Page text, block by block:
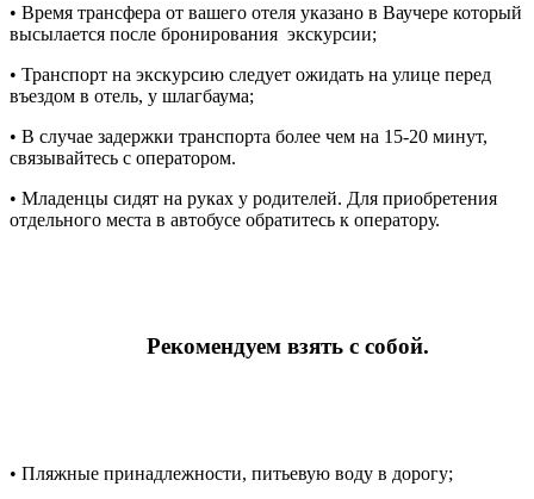
• Время трансфера от вашего отеля указано в Ваучере который
высылается после бронирования экскурсии;
• Транспорт на экскурсию следует ожидать на улице перед
въездом в отель, у шлагбаума;
• В случае задержки транспорта более чем на 15-20 минут,
связывайтесь с оператором.
• Младенцы сидят на руках у родителей. Для приобретения
отдельного места в автобусе обратитесь к оператору.
Рекомендуем взять с собой.
• Пляжные принадлежности, питьевую воду в дорогу;